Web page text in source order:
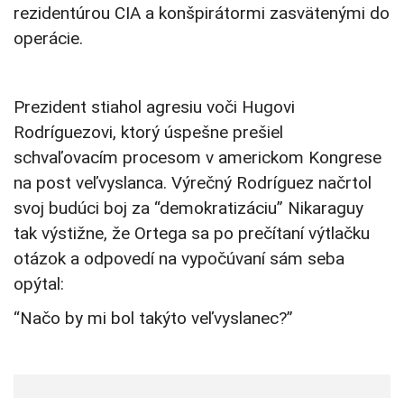
rezidentúrou CIA a konšpirátormi zasvätenými do
operácie.
Prezident stiahol agresiu voči Hugovi
Rodríguezovi, ktorý úspešne prešiel
schvaľovacím procesom v americkom Kongrese
na post veľvyslanca. Výrečný Rodríguez načrtol
svoj budúci boj za “demokratizáciu” Nikaraguy
tak výstižne, že Ortega sa po prečítaní výtlačku
otázok a odpovedí na vypočúvaní sám seba
opýtal:
“Načo by mi bol takýto veľvyslanec?”